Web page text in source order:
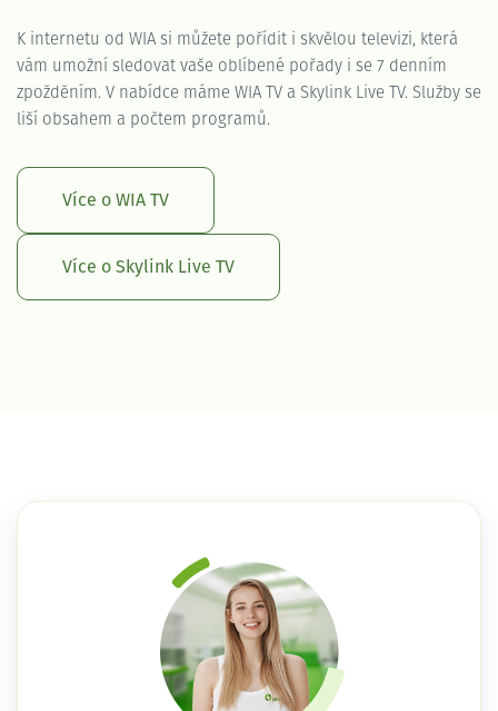
K internetu od WIA si můžete pořídit i skvělou televizi, která
vám umožní sledovat vaše oblíbené pořady i se 7 denním
zpožděním. V nabídce máme WIA TV a Skylink Live TV. Služby se
liší obsahem a počtem programů.
Více o WIA TV
Více o Skylink Live TV